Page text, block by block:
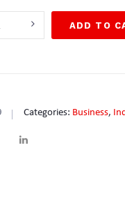
ADD TO
Categories: Business,